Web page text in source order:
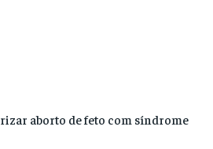
aborto de feto com síndrome